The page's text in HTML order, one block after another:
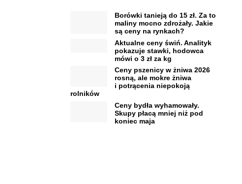
Borówki tanieją do 15 zł. Za to
maliny mocno zdrożały. Jakie
są ceny na rynkach?
Aktualne ceny świń. Analityk
pokazuje stawki, hodowca
mówi o 3 zł za kg
Ceny pszenicy w żniwa 2026
rosną, ale mokre żniwa
i potrącenia niepokoją
rolników
Ceny bydła wyhamowały.
Skupy płacą mniej niż pod
koniec maja